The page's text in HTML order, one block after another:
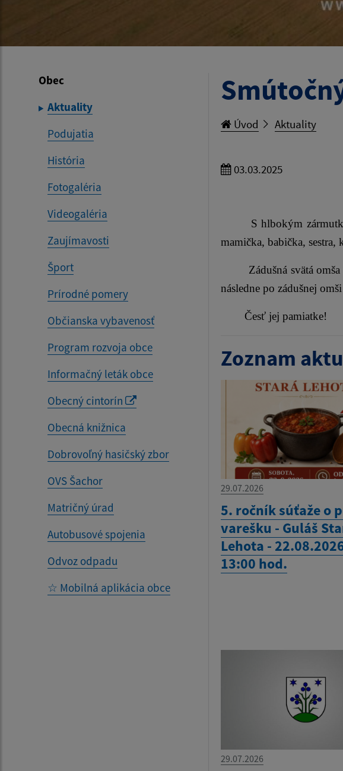
Obec
Aktuality
Podujatia
História
Fotogaléria
Videogaléria
Zaujímavosti
Šport
Prírodné pomery
Občianska vybavenosť
Program rozvoja obce
Informačný leták obce
Obecný cintorín
Obecná knižnica
Dobrovoľný hasičský zbor
OVS Šachor
Matričný úrad
Autobusové spojenia
Odvoz odpadu
☆ Mobilná aplikácia obce
Úvod Aktuality
03.03.2025
S hlbokým
mamička, babička,
Zádušná svätá omša
následne po zádušnej
Česť jej pamiatke!
Zoznam
29.07.2026
5. ročník súťaže o
varešku - Guláš
Lehota -
13:00 hod.
29.07.2026